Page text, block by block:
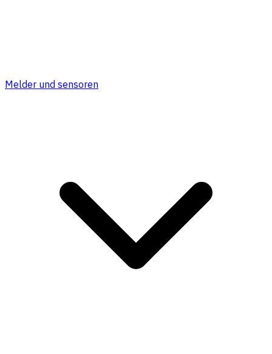
Melder und sensoren